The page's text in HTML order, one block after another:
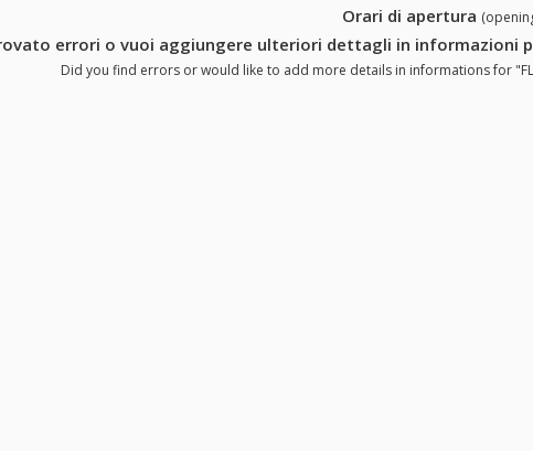
Orari di apertura
errori o vuoi aggiungere ulteriori dettagli in informazioni per
Did you find errors or would like to add more details in informations for